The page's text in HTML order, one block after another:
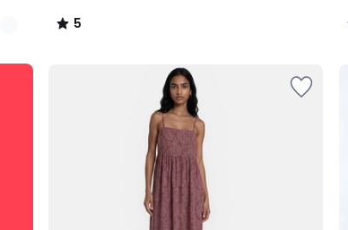
5
/